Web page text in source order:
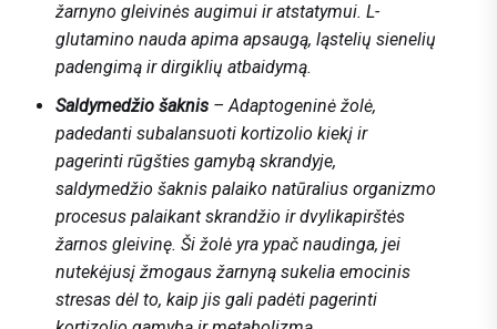
žarnyno gleivinės augimui ir atstatymui. L-
glutamino nauda apima apsaugą, ląstelių sienelių
padengimą ir dirgiklių atbaidymą.
Saldymedžio šaknis – Adaptogeninė žolė,
padedanti subalansuoti kortizolio kiekį ir
pagerinti rūgšties gamybą skrandyje,
saldymedžio šaknis palaiko natūralius organizmo
procesus palaikant skrandžio ir dvylikapirštės
žarnos gleivinę. Ši žolė yra ypač naudinga, jei
nutekėjusį žmogaus žarnyną sukelia emocinis
stresas dėl to, kaip jis gali padėti pagerinti